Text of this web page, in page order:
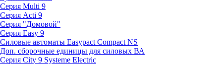
Серия Multi 9
Серия Acti 9
Серия "Домовой"
Серия Easy 9
Силовые автоматы Easypact Compact NS
Доп. сборочные единицы для силовых ВА
Серия City 9 Systeme Electric